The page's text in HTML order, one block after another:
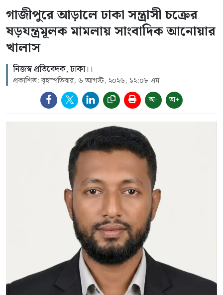
গাজীপুরে আড়ালে ঢাকা সন্ত্রাসী চক্রের
ষড়যন্ত্রমূলক মামলায় সাংবাদিক আনোয়ার
খালাস
নিজস্ব প্রতিবেদক, ঢাকা।।
প্রকাশিত: বৃহস্পতিবার, ৬ আগস্ট, ২০২৬, ১২:০৮ এম
অ- অ+